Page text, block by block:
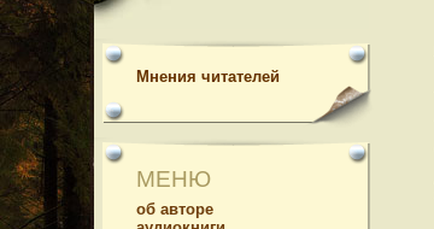
Мнения читателей
МЕНЮ
об авторе